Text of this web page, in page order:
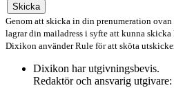
Skicka
Genom att skicka in din prenumeration
lagrar din mailadress i syfte att kunna
Dixikon använder Rule för att sköta
Dixikon har utgivningsbevis.
Redaktör och ansvarig